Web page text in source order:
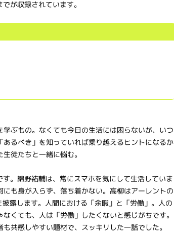
が収録されています。
ぶもの。なくても今日の生活には困らないが、いつ
るべき」を知っていれば乗り越えるヒントになるか
徒たちと一緒に悩む。
。綿野祐輔は、常にスマホを気にして生活していま
も身が入らず、落ち着かない。高柳はアーレントの
露します。人間における「余暇」と「労働」。人の
くても、人は「労働」したくないと感じがちです。
共感しやすい題材で、スッキリした一話でした。